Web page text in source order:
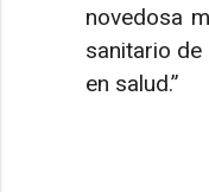
novedosa
sanitario
en salud.”